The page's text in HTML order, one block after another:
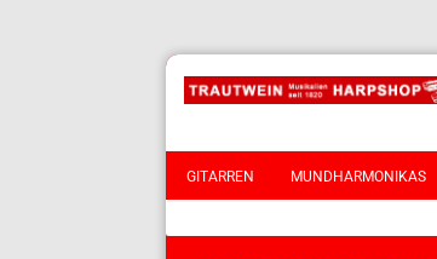
GITARREN MUNDHARMONIKAS